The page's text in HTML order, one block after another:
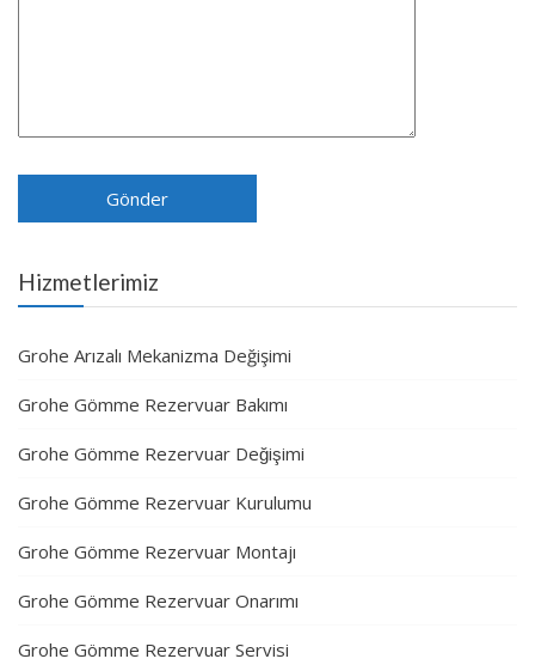
Hizmetlerimiz
Grohe Arızalı Mekanizma Değişimi
Grohe Gömme Rezervuar Bakımı
Grohe Gömme Rezervuar Değişimi
Grohe Gömme Rezervuar Kurulumu
Grohe Gömme Rezervuar Montajı
Grohe Gömme Rezervuar Onarımı
Grohe Gömme Rezervuar Servisi